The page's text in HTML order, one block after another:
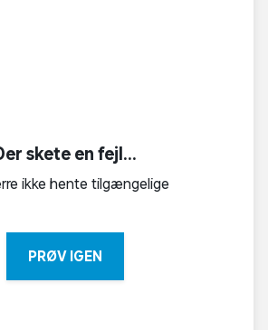
skete en fejl...
ikke hente tilgængelige
PRØV IGEN